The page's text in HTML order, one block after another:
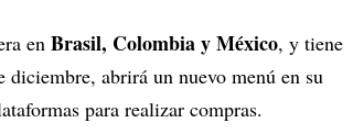
en Brasil, Colombia y México, y tiene
abrirá un nuevo menú en su
para realizar compras.